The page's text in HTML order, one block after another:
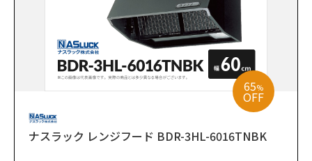
65%
OFF
ナスラック レンジフード BDR-3HL-6016TNBK